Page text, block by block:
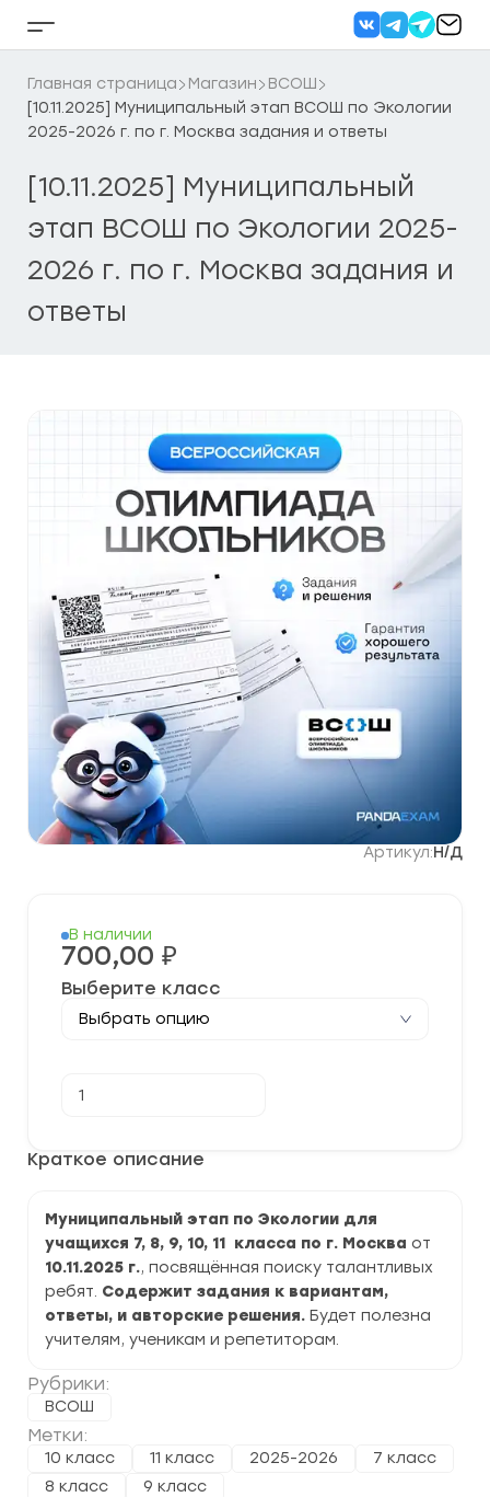
Кнопка
бокового
меню
Главная страница Магазин
ВСОШ
[10.11.2025] Муниципальный этап ВСОШ по Экологии
2025-2026 г. по г. Москва задания и ответы
[10.11.2025] Муниципальный
этап ВСОШ по Экологии 2025-
2026 г. по г. Москва задания и
ответы
Артикул:Н/Д
Краткое описание
Муниципальный этап по Экологии для
учащихся 7, 8, 9, 10, 11 класса по г. Москва от
10.11.2025 г., посвящённая поиску талантливых
ребят. Содержит задания к вариантам,
ответы, и авторские решения. Будет полезна
учителям, ученикам и репетиторам.
Рубрики:
ВСОШ
Метки:
10 класс 11 класс 2025-2026
7 класс
8 класс
9 класс
В наличии
700,00 ₽
Выберите класс
товара
этап
ВСОШ
2025-
2026
г.
по
г.
Москва
задания
и